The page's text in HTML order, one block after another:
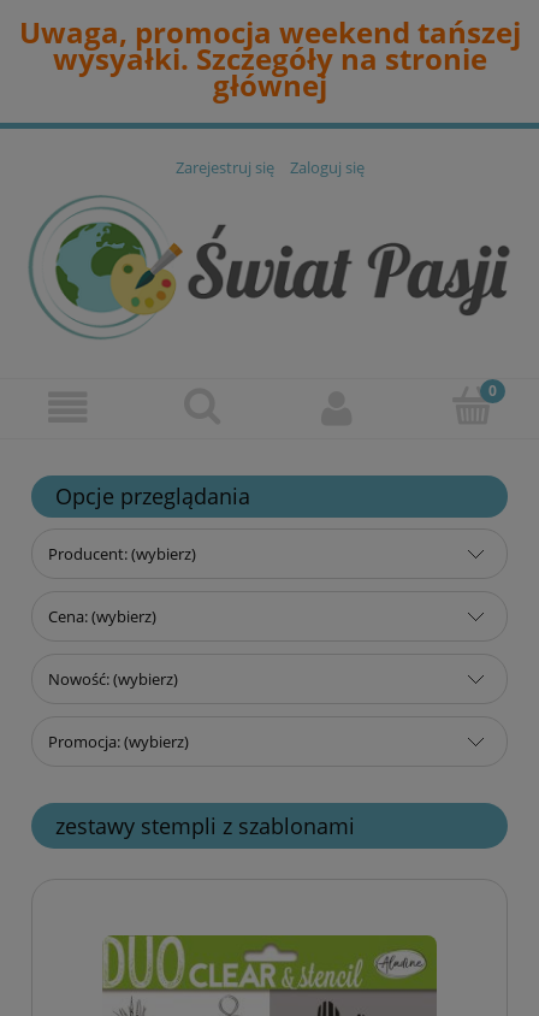
Uwaga, promocja weekend tańszej
wysyałki. Szczegóły na stronie
głównej
Zarejestruj się Zaloguj się
Opcje przeglądania
Producent: (wybierz)
Cena: (wybierz)
Nowość: (wybierz)
Promocja: (wybierz)
zestawy stempli z szablonami